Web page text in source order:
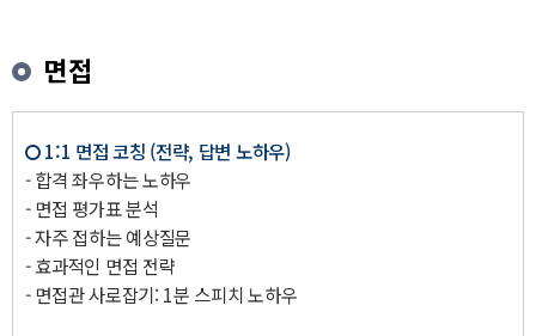
면접
1:1 면접 코칭 (전략, 답변 노하우)
- 합격 좌우하는 노하우
- 면접 평가표 분석
- 자주 접하는 예상질문
- 효과적인 면접 전략
- 면접관 사로잡기: 1분 스피치 노하우